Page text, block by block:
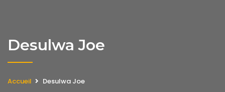
Desulwa Joe
Accueil Desulwa Joe